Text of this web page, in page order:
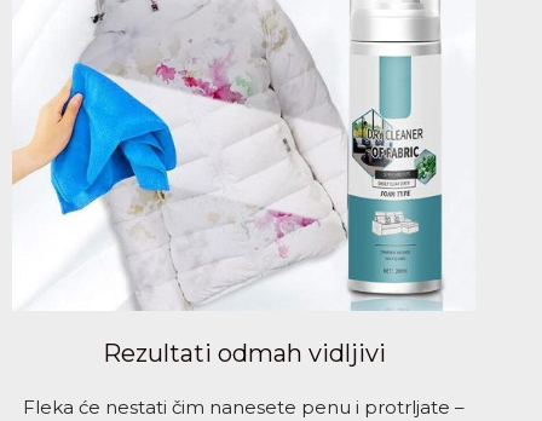
Rezultati odmah vidljivi
Fleka će nestati čim nanesete penu i protrljate –